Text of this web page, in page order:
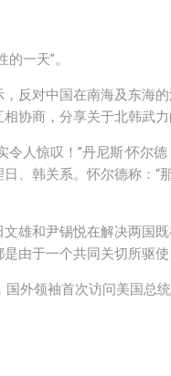
一天”。
反对中国在南海及东海
协商，分享关于北韩武
令人惊叹！”丹尼斯·怀尔
、韩关系。怀尔德称：
雄和尹锡悦在解决两国
由于一个共同关切所驱使
国外领袖首次访问美国总